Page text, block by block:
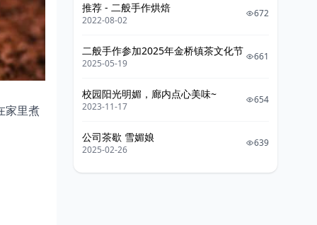
家里煮
推荐 - 二般手作烘焙
2022-08-02
672
二般手作参加2025年金桥镇茶文化节
2025-05-19
661
校园阳光明媚，廊内点心美味~
2023-11-17
654
公司茶歇 雪媚娘
2025-02-26
639